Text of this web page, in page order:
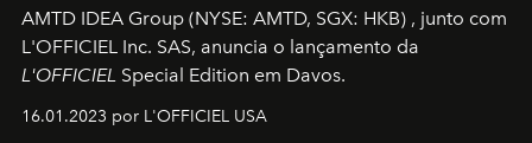
AMTD IDEA Group (NYSE: AMTD, SGX: HKB) , junto com
L'OFFICIEL Inc. SAS, anuncia o lançamento da
L'OFFICIEL Special Edition em Davos.
16.01.2023 por L'OFFICIEL USA